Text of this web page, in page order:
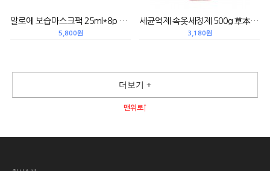
알로에 보습마스크팩 25ml*8p 芦荟保湿面膜
5,800원
세균억제 속옷세정제 500g 草本抑菌内衣洗衣液（缤果香氛）
3,180원
더보기 +
맨위로↑